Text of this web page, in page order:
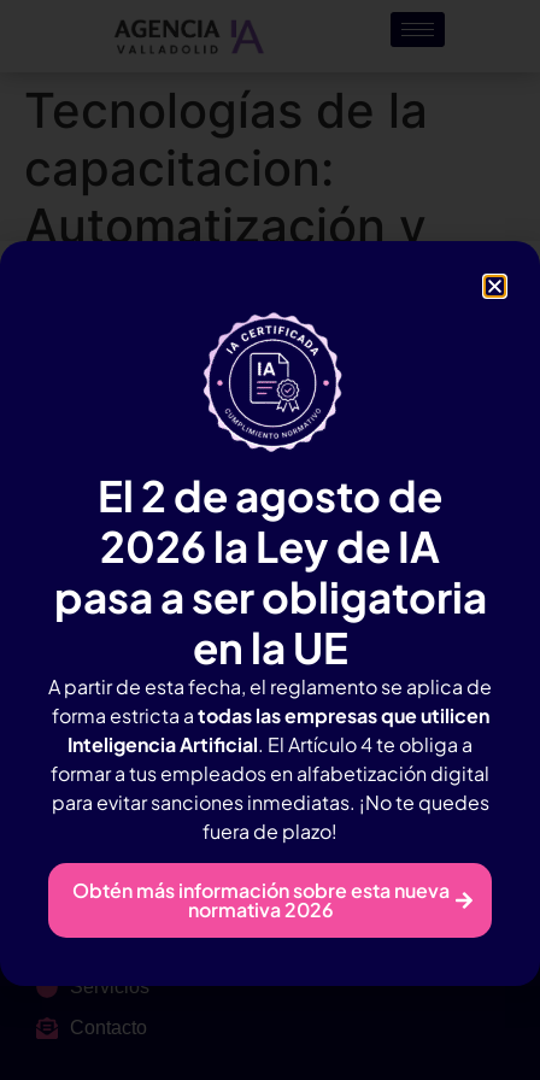
Tecnologías de la
capacitacion:
Automatización y
Curso de Automatización y
transformación digital en
Valladolid
Agencia IA en Valladolid con amplia experiencia.
Contacto Rápido
Whatsapp: 619965803
info@creamosia.com
Servicios
Contacto
El 2 de agosto de
2026 la Ley de IA
pasa a ser obligatoria
en la UE
A partir de esta fecha, el reglamento se aplica de
forma estricta atodas las empresas que utilicen
Inteligencia Artificial. El Artículo 4 te obliga a
formar a tus empleados en alfabetización digital
para evitar sanciones inmediatas. ¡No te quedes
fuera de plazo!
Obtén más información sobre esta nueva
normativa 2026